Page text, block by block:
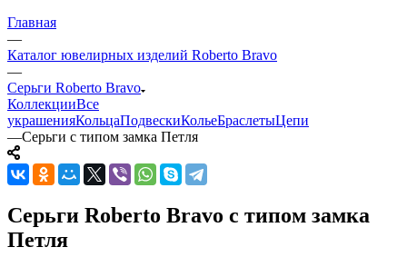
Главная
—
Каталог ювелирных изделий Roberto Bravo
—
Серьги Roberto Bravo
КоллекцииВсе
украшенияКольцаПодвескиКольеБраслетыЦепи
—Серьги с типом замка Петля
Серьги Roberto Bravo с типом замка
Петля